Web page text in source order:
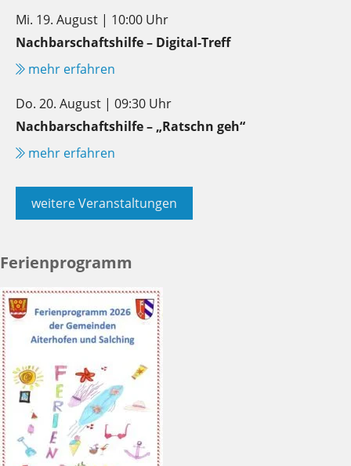
Mi. 19. August | 10:00 Uhr
Nachbarschaftshilfe – Digital-Treff
mehr erfahren
Do. 20. August | 09:30 Uhr
Nachbarschaftshilfe – „Ratschn geh“
mehr erfahren
weitere Veranstaltungen
Ferienprogramm